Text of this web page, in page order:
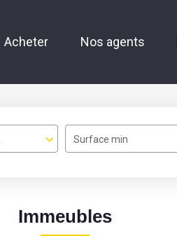
Acheter Nos agents
Surface min
Immeubles